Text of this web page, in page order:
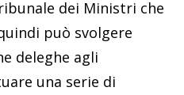
dei Ministri che
può svolgere
deleghe agli
una serie di